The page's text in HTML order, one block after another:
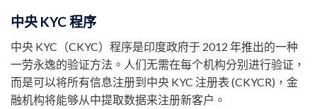
中央 KYC 程序
中央 KYC（CKYC）程序是印度政府于 2012 年推出的一种
一劳永逸的验证方法。人们无需在每个机构分别进行验证，
而是可以将所有信息注册到中央 KYC 注册表 (CKYCR)，金
融机构将能够从中提取数据来注册新客户。